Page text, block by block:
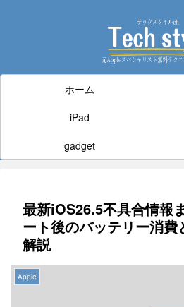
ホーム
iPad
gadget
最新iOS26.5不具合情報
ート後のバッテリー消費
解説
Apple